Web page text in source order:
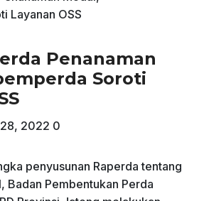
Penanaman
Soroti
2022 0
penyusunan Raperda tentang
Badan Pembentukan Perda